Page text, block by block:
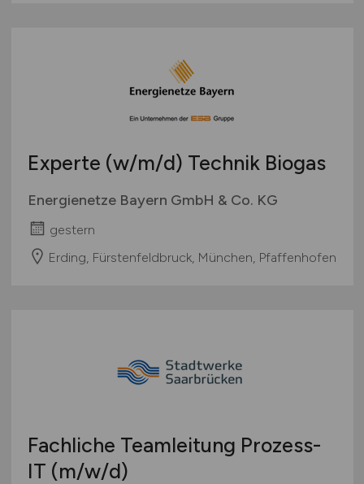
Experte (w/m/d) Technik Biogas
Energienetze Bayern GmbH & Co. KG
gestern
Erding, Fürstenfeldbruck, München, Pfaffenhofen
Fachliche Teamleitung Prozess-
IT (m/w/d)